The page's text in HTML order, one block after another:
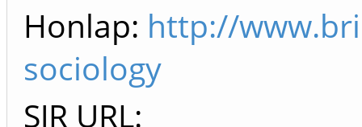
Honlap: http://
sociology
SJR URL: